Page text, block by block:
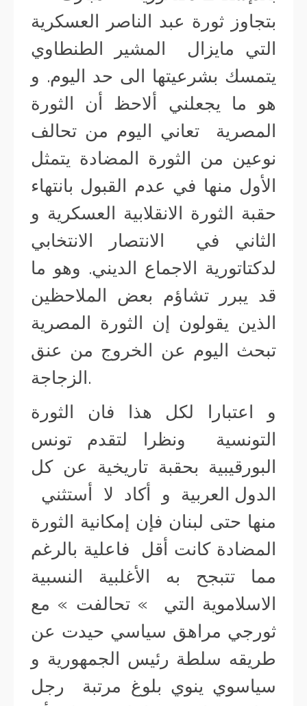
بتجاوز ثورة عبد الناصر العسكرية
التي مايزال المشير الطنطاوي
يتمسك بشرعيتها الى حد اليوم. و
هو ما يجعلني ألاحظ أن الثورة
المصرية تعاني اليوم من تحالف
نوعين من الثورة المضادة يتمثل
الأول منها في عدم القبول بانتهاء
حقبة الثورة الانقلابية العسكرية و
الثاني في الانتصار الانتخابي
لدكتاتورية الاجماع الديني. وهو ما
قد يبرر تشاؤم بعض الملاحظين
الذين يقولون إن الثورة المصرية
تبحث اليوم عن الخروج من عنق
الزجاجة.
و اعتبارا لكل هذا فان الثورة
التونسية ونظرا لتقدم تونس
البورقيبية بحقبة تاريخية عن كل
الدول العربية و أكاد لا أستثني
منها حتى لبنان فإن إمكانية الثورة
المضادة كانت أقل فاعلية بالرغم
مما تتبجح به الأغلبية النسبية
الاسلاموية التي » تحالفت » مع
ثورجي مراهق سياسي حيدت عن
طريقه سلطة رئيس الجمهورية و
سياسوي ينوي بلوغ مرتبة رجل